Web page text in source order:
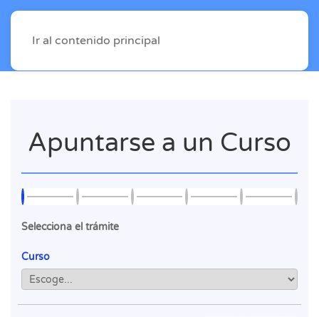
Ir al contenido principal
Apuntarse a un Curso
Selecciona el trámite
Curso